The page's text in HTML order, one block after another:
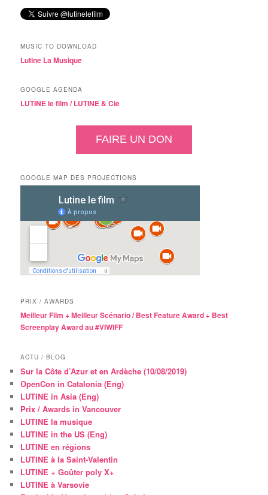
MUSIC TO DOWNLOAD
Lutine La Musique
GOOGLE AGENDA
LUTINE le film /LUTINE & Cie
FAIRE UN DON
GOOGLE MAP DES PROJECTIONS
PRIX / AWARDS
Meilleur Film + Meilleur Scénario / Best Feature Award + Best
Screenplay Award au #VIWIFF
ACTU / BLOG
Sur la Côte d’Azur et en Ardèche (10/08/2019)
OpenCon in Catalonia (Eng)
LUTINE in Asia (Eng)
Prix / Awards in Vancouver
LUTINE la musique
LUTINE in the US (Eng)
LUTINE en régions
LUTINE à la Saint-Valentin
LUTINE + Goûter poly X+
LUTINE à Varsovie